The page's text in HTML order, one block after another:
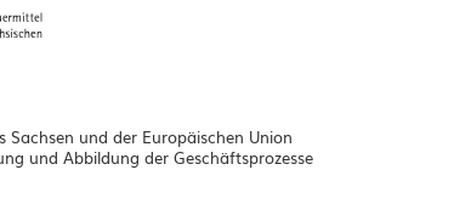
Sachsen und der Europäischen Union
und Abbildung der Geschäftsprozesse